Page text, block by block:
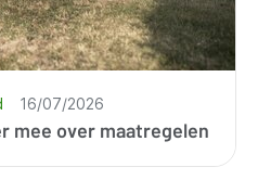
mee over maatregelen
16/07/2026